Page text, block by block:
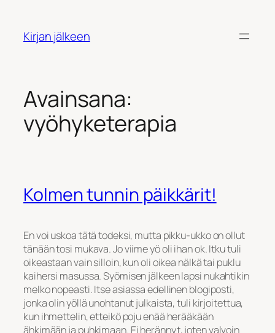
Kirjan jälkeen
Avainsana:
vyöhyketerapia
Kolmen tunnin päikkärit!
En voi uskoa tätä todeksi, mutta pikku-ukko on ollut
tänään tosi mukava. Jo viime yö oli ihan ok. Itku tuli
oikeastaan vain silloin, kun oli oikea nälkä tai puklu
kaihersi masussa. Syömisen jälkeen lapsi nukahtikin
melko nopeasti. Itse asiassa edellinen blogiposti,
jonka olin yöllä unohtanut julkaista, tuli kirjoitettua,
kun ihmettelin, etteikö poju enää herääkään
ähkimään ja puhkimaan. Ei herännyt, joten valvoin